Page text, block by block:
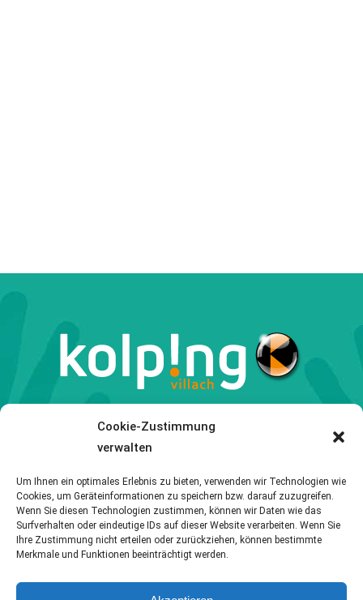
Cookie-Zustimmung
verwalten
Um Ihnen ein optimales Erlebnis zu bieten, verwenden wir Technologien wie
Cookies, um Geräteinformationen zu speichern bzw. darauf zuzugreifen.
Wenn Sie diesen Technologien zustimmen, können wir Daten wie das
Surfverhalten oder eindeutige IDs auf dieser Website verarbeiten. Wenn Sie
Ihre Zustimmung nicht erteilen oder zurückziehen, können bestimmte
Merkmale und Funktionen beeinträchtigt werden.
Tel: +43 (0) 4242 27071
Email: office.villach@kolping.at
ÖFFNUNGSZEITEN
Sonntag ab 18:00 Uhr